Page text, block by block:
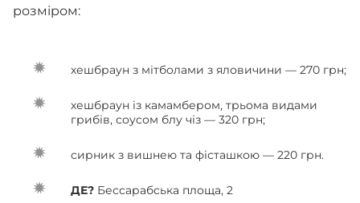
розміром:
хешбраун з мітболами з яловичини — 270 грн;
хешбраун із камамбером, трьома видами
грибів, соусом блу чіз — 320 грн;
сирник з вишнею та фісташкою — 220 грн.
ДЕ? Бессарабська площа, 2